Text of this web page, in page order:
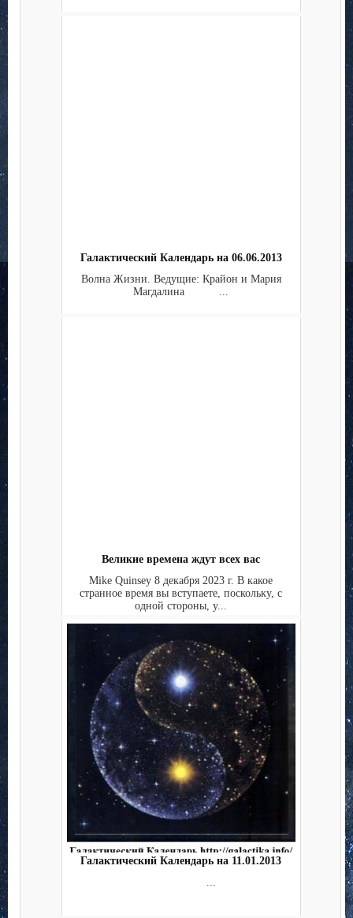
Галактический Календарь на 06.06.2013
Волна Жизни. Ведущие: Крайон и Мария
Магдалина ...
Великие времена ждут всех вас
Mike Quinsey 8 декабря 2023 г. В какое
странное время вы вступаете, поскольку, с
одной стороны, у...
Галактический Календарь на 11.01.2013